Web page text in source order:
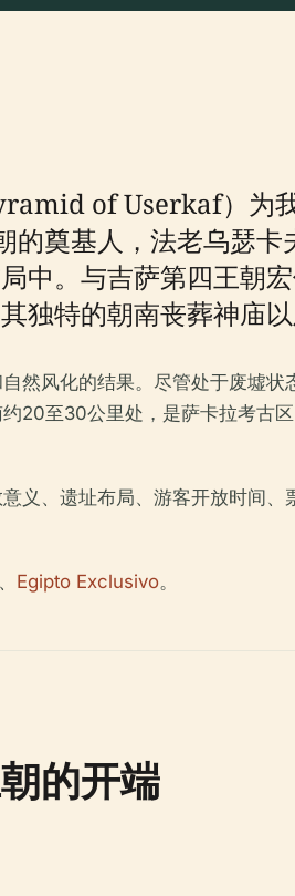
of Userkaf）为
奠基人，法老乌瑟
中。与吉萨第四王朝
特的朝南丧葬神庙以
然风化的结果。尽管处于废墟
20至30公里处，是萨卡拉考
义、遗址布局、游客开放时间
、 Egipto Exclusivo。
的开端